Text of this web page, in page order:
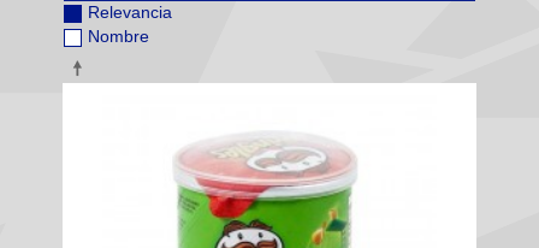
Relevancia
Nombre